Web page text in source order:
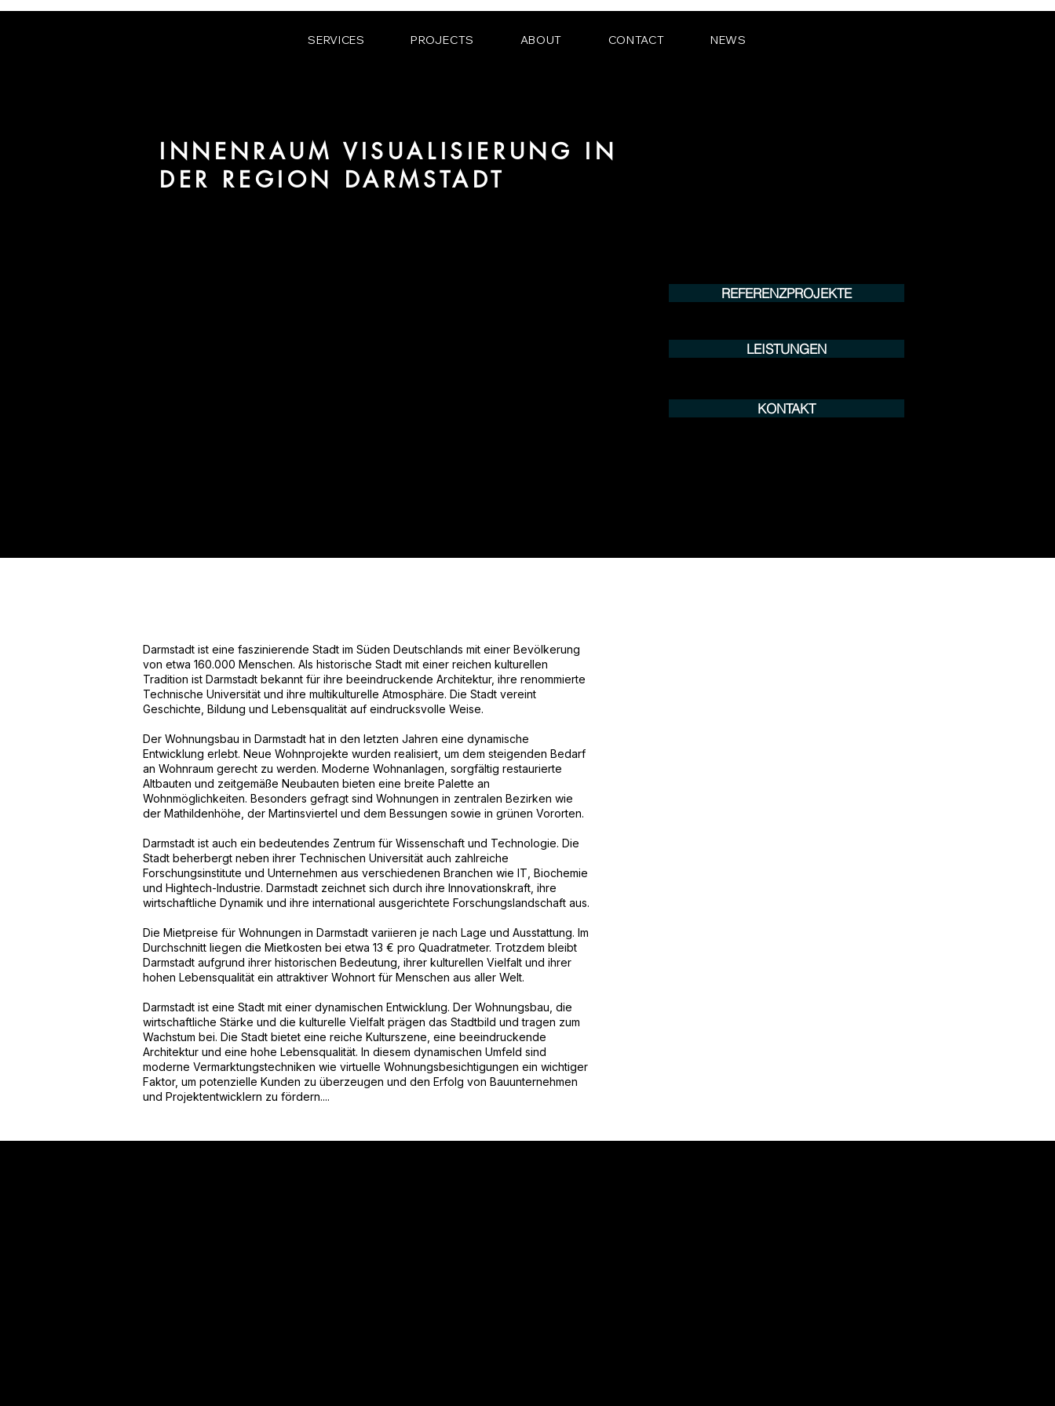
SERVICES PROJECTS ABOUT CONTACT NEWS
INNENRAUM VISUALISIERUNG IN
DER REGION DARMSTADT
KONTAKT
LEISTUNGEN
REFERENZPROJEKTE
Darmstadt ist eine faszinierende Stadt im Süden Deutschlands mit einer Bevölkerung
von etwa 160.000 Menschen. Als historische Stadt mit einer reichen kulturellen
Tradition ist Darmstadt bekannt für ihre beeindruckende Architektur, ihre renommierte
Technische Universität und ihre multikulturelle Atmosphäre. Die Stadt vereint
Geschichte, Bildung und Lebensqualität auf eindrucksvolle Weise.
Der Wohnungsbau in Darmstadt hat in den letzten Jahren eine dynamische
Entwicklung erlebt. Neue Wohnprojekte wurden realisiert, um dem steigenden Bedarf
an Wohnraum gerecht zu werden. Moderne Wohnanlagen, sorgfältig restaurierte
Altbauten und zeitgemäße Neubauten bieten eine breite Palette an
Wohnmöglichkeiten. Besonders gefragt sind Wohnungen in zentralen Bezirken wie
der Mathildenhöhe, der Martinsviertel und dem Bessungen sowie in grünen Vororten.
Darmstadt ist auch ein bedeutendes Zentrum für Wissenschaft und Technologie. Die
Stadt beherbergt neben ihrer Technischen Universität auch zahlreiche
Forschungsinstitute und Unternehmen aus verschiedenen Branchen wie IT, Biochemie
und Hightech-Industrie. Darmstadt zeichnet sich durch ihre Innovationskraft, ihre
wirtschaftliche Dynamik und ihre international ausgerichtete Forschungslandschaft aus.
Die Mietpreise für Wohnungen in Darmstadt variieren je nach Lage und Ausstattung. Im
Durchschnitt liegen die Mietkosten bei etwa 13 € pro Quadratmeter. Trotzdem bleibt
Darmstadt aufgrund ihrer historischen Bedeutung, ihrer kulturellen Vielfalt und ihrer
hohen Lebensqualität ein attraktiver Wohnort für Menschen aus aller Welt.
Darmstadt ist eine Stadt mit einer dynamischen Entwicklung. Der Wohnungsbau, die
wirtschaftliche Stärke und die kulturelle Vielfalt prägen das Stadtbild und tragen zum
Wachstum bei. Die Stadt bietet eine reiche Kulturszene, eine beeindruckende
Architektur und eine hohe Lebensqualität. In diesem dynamischen Umfeld sind
moderne Vermarktungstechniken wie virtuelle Wohnungsbesichtigungen ein wichtiger
Faktor, um potenzielle Kunden zu überzeugen und den Erfolg von Bauunternehmen
und Projektentwicklern zu fördern....